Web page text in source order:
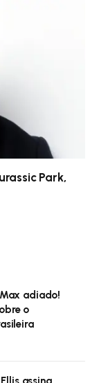
Park,
adiado!
o